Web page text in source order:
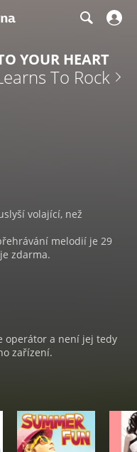
YOUR HEART
To Rock
volající, než
melodií je 29
zdarma.
operátor a není jej tedy
zařízení.